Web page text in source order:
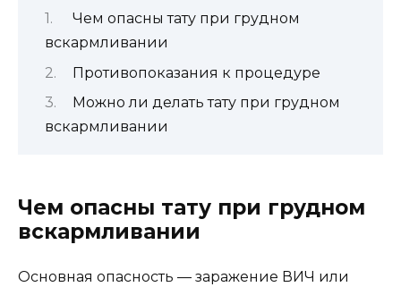
Чем опасны тату при грудном
вскармливании
Противопоказания к процедуре
Можно ли делать тату при грудном
вскармливании
Чем опасны тату при грудном
вскармливании
Основная опасность — заражение ВИЧ или